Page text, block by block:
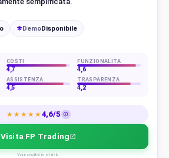
DemoDisponibile
COSTI
4,7
FUNZIONALITÀ
4,6
ASSISTENZA
4,5
TRASPARENZA
4,2
★★★★★4,6/5
Visita FP Trading
Your capital is at risk.